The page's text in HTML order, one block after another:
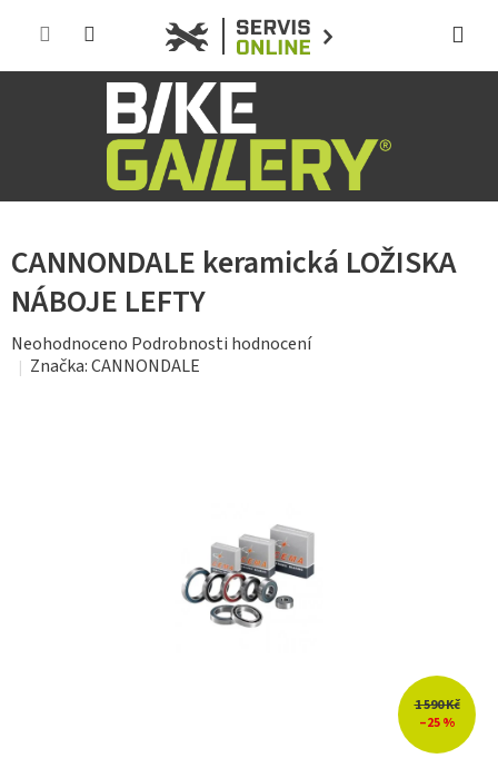
CANNONDALE keramická LOŽISKA
NÁBOJE LEFTY
Průměrné
hodnocení
produktu
Neohodnoceno Podrobnosti hodnocení
Značka:CANNONDALE
1 590 Kč
–25 %